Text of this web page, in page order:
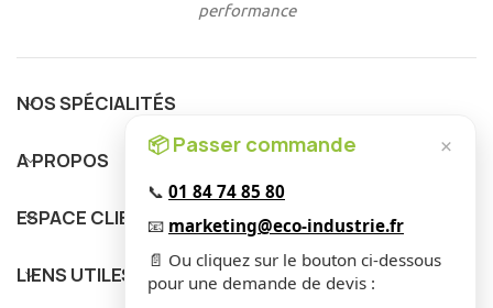
×
📦 Passer commande
📞 01 84 74 85 80
📧 marketing@eco-industrie.fr
📄 Ou cliquez sur le bouton ci-dessous
pour une demande de devis :
performance
NOS SPÉCIALITÉS
A PROPOS
ESPACE CLIENT
LIENS UTILES